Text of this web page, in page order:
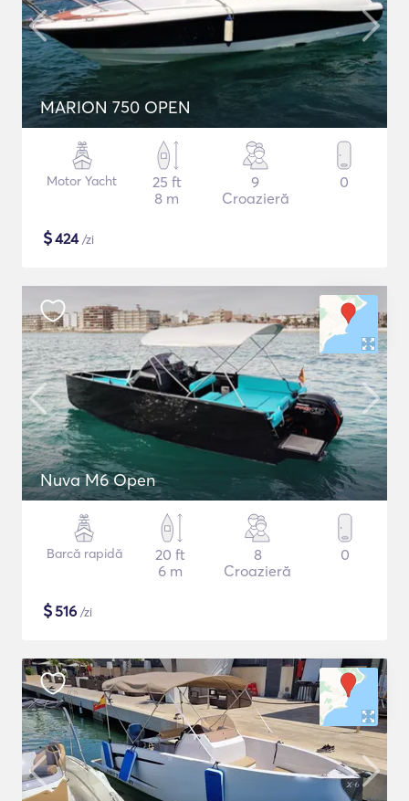
MARION 750 OPEN
Motor Yacht
25 ft
8 m
9
Croazieră
0
$424/zi
Nuva M6 Open
Barcă rapidă
20 ft
6 m
8
Croazieră
0
$516 /zi